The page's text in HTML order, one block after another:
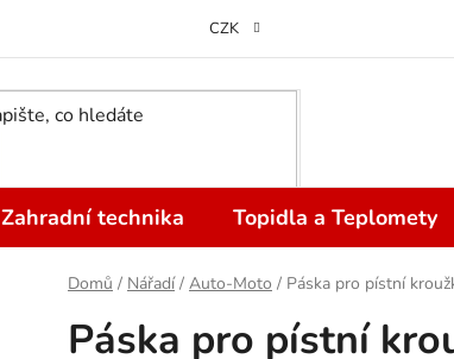
Odstoupení od kupní smlouvy do 14 dní
CZK
Zahradní technika Topidla a Teplomety
Domů / Nářadí / Auto-Moto / Páska pro pístní
Páska pro pístní